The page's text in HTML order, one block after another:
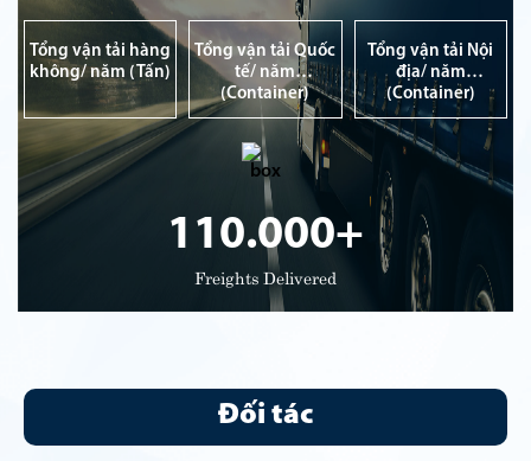
Tổng vận tải hàng
không/ năm (Tấn)
Tổng vận tải Quốc
tế/ năm
(Container)
Tổng vận tải Nội
địa/ năm
(Container)
110.000+
Freights Delivered
Đối tác